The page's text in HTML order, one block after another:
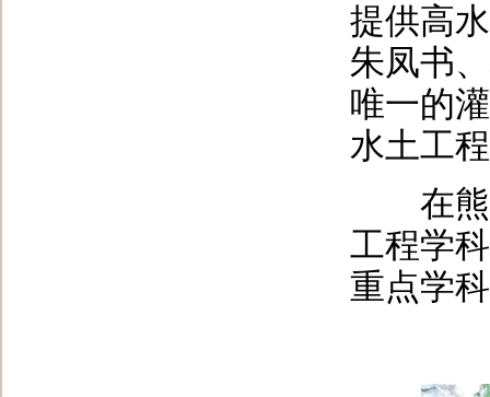
提供高
朱凤书
唯一的
水土工
在熊
工程学
重点学